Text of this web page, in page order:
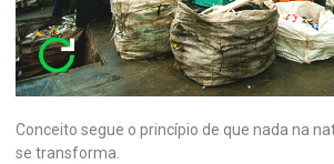
Conceito segue o princípio de que nada na
se transforma.